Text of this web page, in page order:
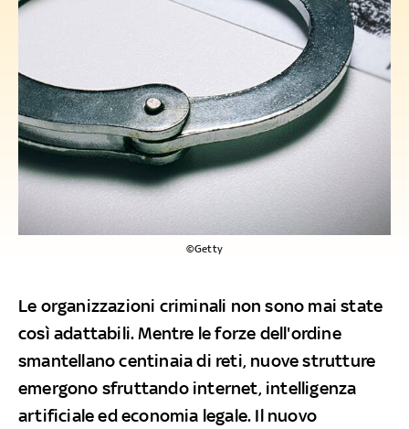
©Getty
Le organizzazioni criminali non sono mai state
così adattabili. Mentre le forze dell'ordine
smantellano centinaia di reti, nuove strutture
emergono sfruttando internet, intelligenza
artificiale ed economia legale. Il nuovo